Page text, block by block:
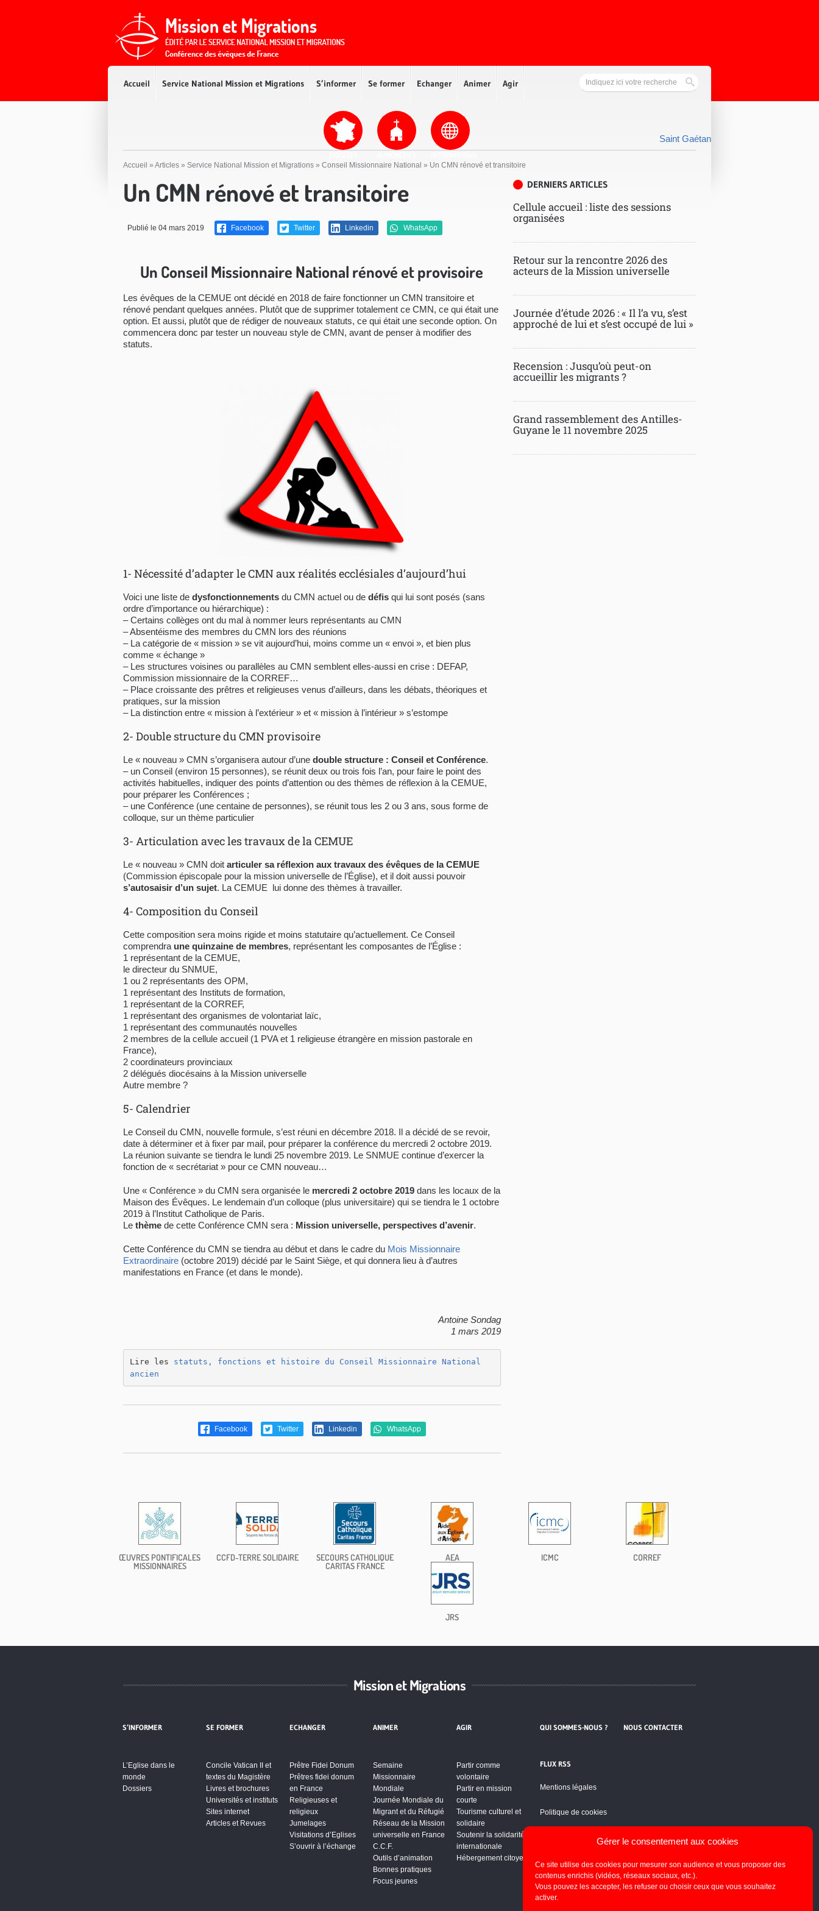
Gérer le consentement aux cookies
Ce site utilise des cookies pour mesurer son audience et vous proposer des
contenus enrichis (vidéos, réseaux sociaux, etc.).
Vous pouvez les accepter, les refuser ou choisir ceux que vous souhaitez
activer.
Accueil Service National Mission et Migrations S’informer Se former Echanger Animer Agir
Saint Gaétan
Accueil » Articles » Service National Mission et Migrations » Conseil Missionnaire National » Un CMN rénové et transitoire
Un CMN rénové et transitoire
Publié le 04 mars 2019 Facebook Twitter Linkedin WhatsApp
Un Conseil Missionnaire National rénové et provisoire
Les évêques de la CEMUE ont décidé en 2018 de faire fonctionner un CMN transitoire et
rénové pendant quelques années. Plutôt que de supprimer totalement ce CMN, ce qui était une
option. Et aussi, plutôt que de rédiger de nouveaux statuts, ce qui était une seconde option. On
commencera donc par tester un nouveau style de CMN, avant de penser à modifier des
statuts.
1- Nécessité d’adapter le CMN aux réalités ecclésiales d’aujourd’hui
Voici une liste de dysfonctionnements du CMN actuel ou de défis qui lui sont posés (sans
ordre d’importance ou hiérarchique) :
– Certains collèges ont du mal à nommer leurs représentants au CMN
– Absentéisme des membres du CMN lors des réunions
– La catégorie de « mission » se vit aujourd’hui, moins comme un « envoi », et bien plus
comme « échange »
– Les structures voisines ou parallèles au CMN semblent elles-aussi en crise : DEFAP,
Commission missionnaire de la CORREF…
– Place croissante des prêtres et religieuses venus d’ailleurs, dans les débats, théoriques et
pratiques, sur la mission
– La distinction entre « mission à l’extérieur » et « mission à l’intérieur » s’estompe
2- Double structure du CMN provisoire
Le « nouveau » CMN s’organisera autour d’une double structure : Conseil et Conférence.
– un Conseil (environ 15 personnes), se réunit deux ou trois fois l’an, pour faire le point des
activités habituelles, indiquer des points d’attention ou des thèmes de réflexion à la CEMUE,
pour préparer les Conférences ;
– une Conférence (une centaine de personnes), se réunit tous les 2 ou 3 ans, sous forme de
colloque, sur un thème particulier
3- Articulation avec les travaux de la CEMUE
Le « nouveau » CMN doit articuler sa réflexion aux travaux des évêques de la CEMUE
(Commission épiscopale pour la mission universelle de l’Église), et il doit aussi pouvoir
s’autosaisir d’un sujet. La CEMUE lui donne des thèmes à travailler.
4- Composition du Conseil
Cette composition sera moins rigide et moins statutaire qu’actuellement. Ce Conseil
comprendra une quinzaine de membres, représentant les composantes de l’Église :
1 représentant de la CEMUE,
le directeur du SNMUE,
1 ou 2 représentants des OPM,
1 représentant des Instituts de formation,
1 représentant de la CORREF,
1 représentant des organismes de volontariat laïc,
1 représentant des communautés nouvelles
2 membres de la cellule accueil (1 PVA et 1 religieuse étrangère en mission pastorale en
France),
2 coordinateurs provinciaux
2 délégués diocésains à la Mission universelle
Autre membre ?
5- Calendrier
Le Conseil du CMN, nouvelle formule, s’est réuni en décembre 2018. Il a décidé de se revoir,
date à déterminer et à fixer par mail, pour préparer la conférence du mercredi 2 octobre 2019.
La réunion suivante se tiendra le lundi 25 novembre 2019. Le SNMUE continue d’exercer la
fonction de « secrétariat » pour ce CMN nouveau…
Une « Conférence » du CMN sera organisée le mercredi 2 octobre 2019 dans les locaux de la
Maison des Évêques. Le lendemain d’un colloque (plus universitaire) qui se tiendra le 1 octobre
2019 à l’Institut Catholique de Paris.
Le thème de cette Conférence CMN sera : Mission universelle, perspectives d’avenir.
Cette Conférence du CMN se tiendra au début et dans le cadre du Mois Missionnaire
Extraordinaire (octobre 2019) décidé par le Saint Siège, et qui donnera lieu à d’autres
manifestations en France (et dans le monde).
Antoine Sondag
1 mars 2019
Lire les statuts, fonctions et histoire du Conseil Missionnaire National
ancien
Facebook Twitter Linkedin WhatsApp
DERNIERS ARTICLES
Cellule accueil : liste des sessions
organisées
Retour sur la rencontre 2026 des
acteurs de la Mission universelle
Journée d’étude 2026 : « Il l’a vu, s’est
approché de lui et s’est occupé de lui »
Recension : Jusqu’où peut-on
accueillir les migrants ?
Grand rassemblement des Antilles-
Guyane le 11 novembre 2025
ŒUVRES PONTIFICALES
MISSIONNAIRES
CCFD-TERRE SOLIDAIRE
SECOURS CATHOLIQUE
CARITAS FRANCE
AEA ICMC CORREF
JRS
Mission et Migrations
S’INFORMER
L’Eglise dans le
monde
Dossiers
SE FORMER
Concile Vatican II et
textes du Magistère
Livres et brochures
Universités et instituts
Sites internet
Articles et Revues
ECHANGER
Prêtre Fidei Donum
Prêtres fidei donum
en France
Religieuses et
religieux
Jumelages
Visitations d’Eglises
S’ouvrir à l’échange
ANIMER
Semaine
Missionnaire
Mondiale
Journée Mondiale du
Migrant et du Réfugié
Réseau de la Mission
universelle en France
C.C.F.
Outils d’animation
Bonnes pratiques
Focus jeunes
AGIR
Partir comme
volontaire
Partir en mission
courte
Tourisme culturel et
solidaire
Soutenir la solidarité
internationale
Hébergement citoyen
QUI SOMMES-NOUS ? NOUS CONTACTER
FLUX RSS
Mentions légales
Politique de cookies